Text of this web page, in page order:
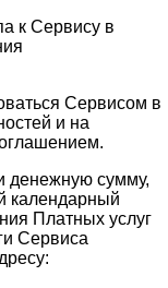
к Сервису в
Сервисом в
и на
денежную сумму,
календарный
Платных услуг
Сервиса